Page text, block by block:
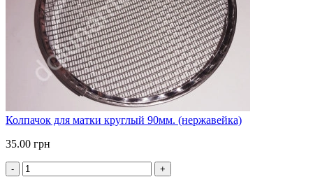
Колпачок для матки круглый 90мм. (нержавейка)
35.00 грн
- +